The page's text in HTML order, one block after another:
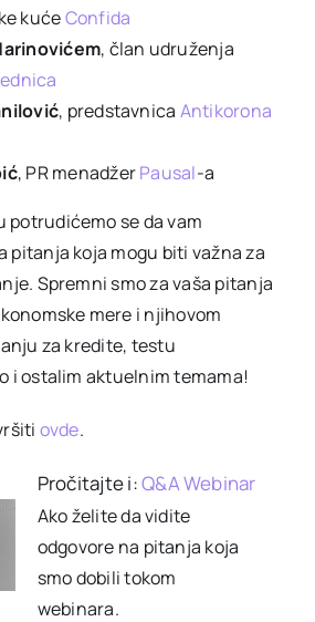
kućeConfida
, član udruženja
, predstavnica Antikorona
, PR menadžerPausal-a
potrudićemo se da vam
pitanja koja mogu biti važna za
Spremni smo za vaša pitanja
mere i njihovom
za kredite, testu
i ostalim aktuelnim temama!
ovde.
Pročitajte i:Q&A Webinar
Ako želite da vidite
odgovore na pitanja koja
smo dobili tokom
webinara.